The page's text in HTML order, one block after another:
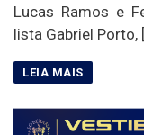
Lucas Ramos e
lista Gabriel Porto,